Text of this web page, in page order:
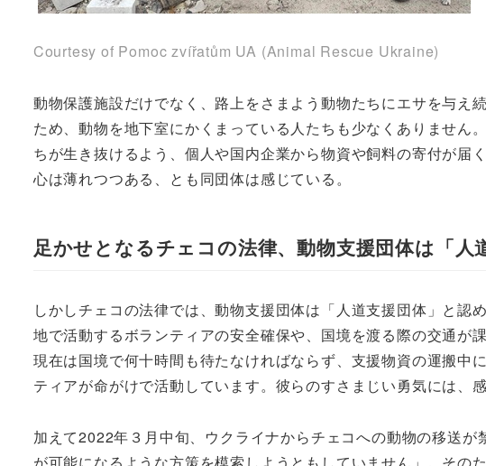
Courtesy of Pomoc zvířatům UA (Animal Rescue Ukraine)
動物保護施設だけでなく、路上をさまよう動物たちにエサを与え
ため、動物を地下室にかくまっている人たちも少なくありませ
ちが生き抜けるよう、個人や国内企業から物資や飼料の寄付が
心は薄れつつある、とも同団体は感じている。
足かせとなるチェコの法律、動物支援団体は「人
しかしチェコの法律では、動物支援団体は「人道支援団体」と
地で活動するボランティアの安全確保や、国境を渡る際の交通が
現在は国境で何十時間も待たなければならず、支援物資の運搬
ティアが命がけで活動しています。彼らのすさまじい勇気には、
加えて2022年３月中旬、ウクライナからチェコへの動物の移送
が可能になるような方策を模索しようともしていません」。そ